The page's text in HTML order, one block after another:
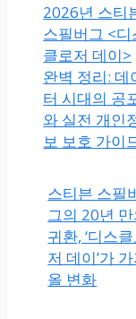
2026년 스티
스필버그 <디
클로저 데이>
완벽 정리: 데
터 시대의 공
와 실전 개인
보 보호 가이
스티븐 스필
그의 20년 만
귀환, ‘디스
저 데이’가
올 변화